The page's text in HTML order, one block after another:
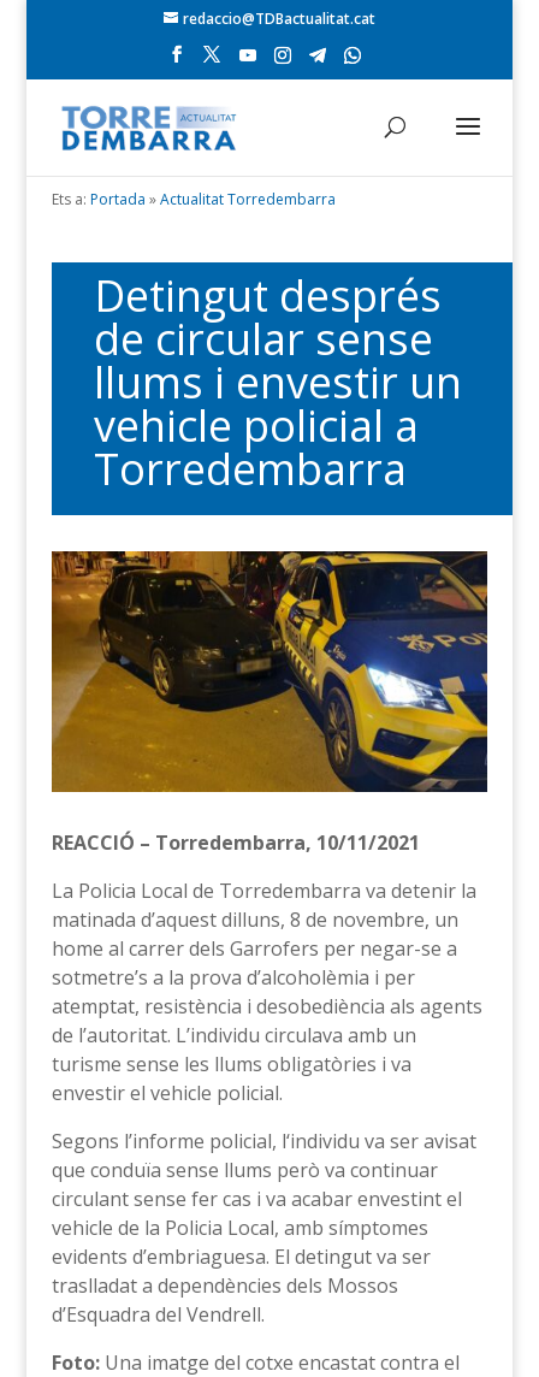
redaccio@TDBactualitat.cat
Ets a: Portada »Actualitat Torredembarra
Detingut després
de circular sense
llums i envestir un
vehicle policial a
Torredembarra
REACCIÓ – Torredembarra, 10/11/2021
La Policia Local de Torredembarra va detenir la
matinada d’aquest dilluns, 8 de novembre, un
home al carrer dels Garrofers per negar-se a
sotmetre’s a la prova d’alcoholèmia i per
atemptat, resistència i desobediència als agents
de l’autoritat. L’individu circulava amb un
turisme sense les llums obligatòries i va
envestir el vehicle policial.
Segons l’informe policial, l‘individu va ser avisat
que conduïa sense llums però va continuar
circulant sense fer cas i va acabar envestint el
vehicle de la Policia Local, amb símptomes
evidents d’embriaguesa. El detingut va ser
traslladat a dependències dels Mossos
d’Esquadra del Vendrell.
Foto:Una imatge del cotxe encastat contra el